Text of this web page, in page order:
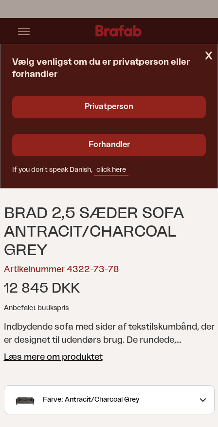
BRAD 2,5 SÆDER SOFA
ANTRACIT/CHARCOAL
GREY
Artikelnummer 4322-73-78
12 845 DKK
Anbefalet butikspris
Indbydende sofa med sider af tekstilskumbånd, der
er designet til udendørs brug. De rundede,
detaljerede hjørnestolper indrammer smukt
møbelserie, der passer lige godt indendørs som
Læs mere om produktet
Farve: Antracit/Charcoal Grey
x
Vælg venligst om du er privatperson eller
forhandler
Privatperson
Forhandler
If you don't speak Danish, click here